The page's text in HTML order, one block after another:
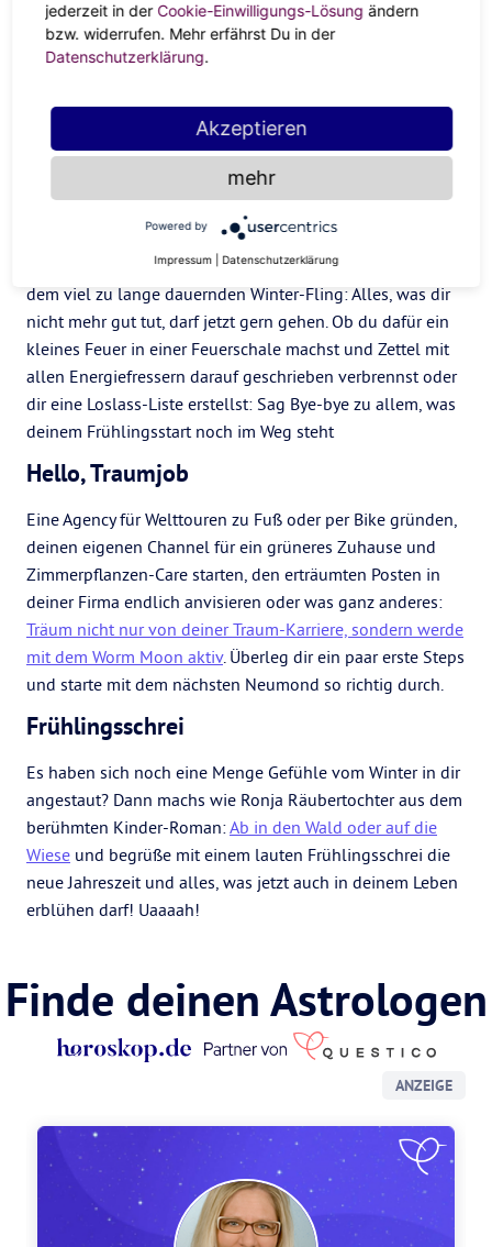
Wurmmond dein optimaler Anreiz,um mal gründlich
aufzuräumen. Was oder wen willst du mit in den Frühling
nehmen? Und was kannst du mit den Wintergeistern gern
indem du einmal alles runter schreibst, was dir gerade
durch den Kopf geht. Und dann mach deine Prios der
Must-haves and Let-Gos für den Wurmmond.
, Bad Vibes in der Wohnung vom
dem viel zu lange dauernden Winter-Fling: Alles, was dir
nicht mehr gut tut, darf jetzt gern gehen. Ob du dafür ein
kleines Feuer in einer Feuerschale machst und Zettel mit
allen Energiefressern darauf geschrieben verbrennst oder
dir eine Loslass-Liste erstellst: Sag Bye-bye zu allem, was
deinem Frühlingsstart noch im Weg steht
Hello, Traumjob
Eine Agency für Welttouren zu Fuß oder per Bike gründen,
deinen eigenen Channel für ein grüneres Zuhause und
Zimmerpflanzen-Care starten, den erträumten Posten in
deiner Firma endlich anvisieren oder was ganz anderes:
Träum nicht nur von deiner Traum-Karriere, sondern werde
mit dem Worm Moon aktiv. Überleg dir ein paar erste Steps
und starte mit dem nächsten Neumond so richtig durch.
Frühlingsschrei
Es haben sich noch eine Menge Gefühle vom Winter in dir
angestaut? Dann machs wie Ronja Räubertochter aus dem
berühmten Kinder-Roman:Ab in den Wald oder auf die
Wiese und begrüße mit einem lauten Frühlingsschrei die
neue Jahreszeit und alles, was jetzt auch in deinem Leben
erblühen darf! Uaaaah!
Finde deinen Astrologen
ANZEIGE
jederzeit in der Cookie-Einwilligungs-Lösung ändern
bzw. widerrufen. Mehr erfährst Du in der
Datenschutzerklärung.
Akzeptieren
mehr
Powered by
Impressum Datenschutzerklärung